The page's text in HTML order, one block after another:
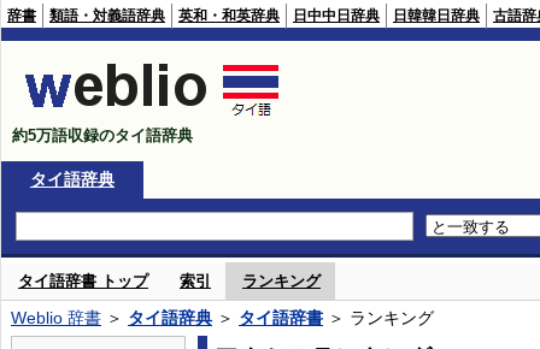
辞書 類語・対義語辞典 英和・和英辞典 日中中日辞典 日韓韓日辞典 古語辞
約5万語収録のタイ語辞典
タイ語辞典
タイ語辞書 トップ 索引 ランキング
Weblio 辞書 ＞ タイ語辞典 ＞ タイ語辞書 ＞ ランキング